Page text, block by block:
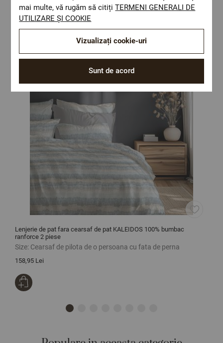
Optiuni de a combina
Lenjerie de pat fara cearsaf de pat KALEIDOS 100% bumbac
ranforce 2 piese
Size: Cearsaf de pilota de o persoana cu fata de perna
158,95 Lei
mai multe, vă rugăm să citițiTERMENI GENERALI DE
UTILIZARE ȘI COOKIE
Sunt de acord
Vizualizați cookie-uri